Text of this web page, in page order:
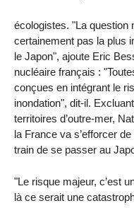
écologistes. "La question
certainement pas la plus
le Japon", ajoute Eric
nucléaire français :
conçues en intégrant le
inondation", dit-il.
territoires d’outre-mer,
la France va s’efforcer
train de se passer au
"Le risque majeur, c’est
là ce serait une